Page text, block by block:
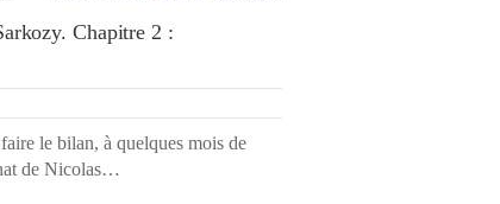
Chapitre 2 :
le bilan, à quelques mois de
de Nicolas…